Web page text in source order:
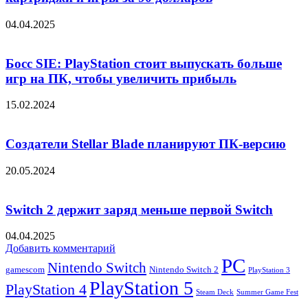
04.04.2025
Босс SIE: PlayStation стоит выпускать больше
игр на ПК, чтобы увеличить прибыль
15.02.2024
Создатели Stellar Blade планируют ПК-версию
20.05.2024
Switch 2 держит заряд меньше первой Switch
04.04.2025
Добавить комментарий
gamescom Nintendo Switch Nintendo Switch 2 PC PlayStation 3
PlayStation 4PlayStation 5 Steam Deck Summer Game Fest